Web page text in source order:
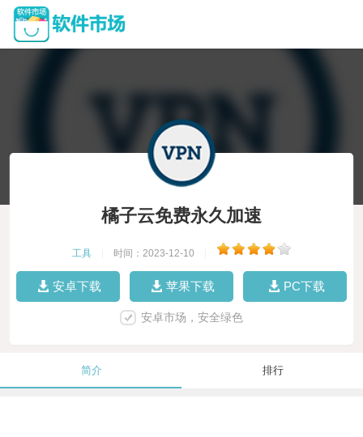
橘子云免费永久加速
工具 时间：2023-12-10
安卓下载 苹果下载 PC下载
安卓市场，安全绿色
简介 排行